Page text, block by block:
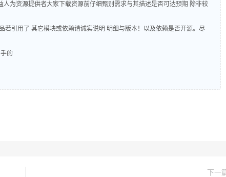
为资源提供者大家下载资源前仔细甄别需求与其描述是否可达预期 除非较
若引用了 其它模块或依赖请诚实说明 明细与版本！以及依赖是否开源。尽
的
下一